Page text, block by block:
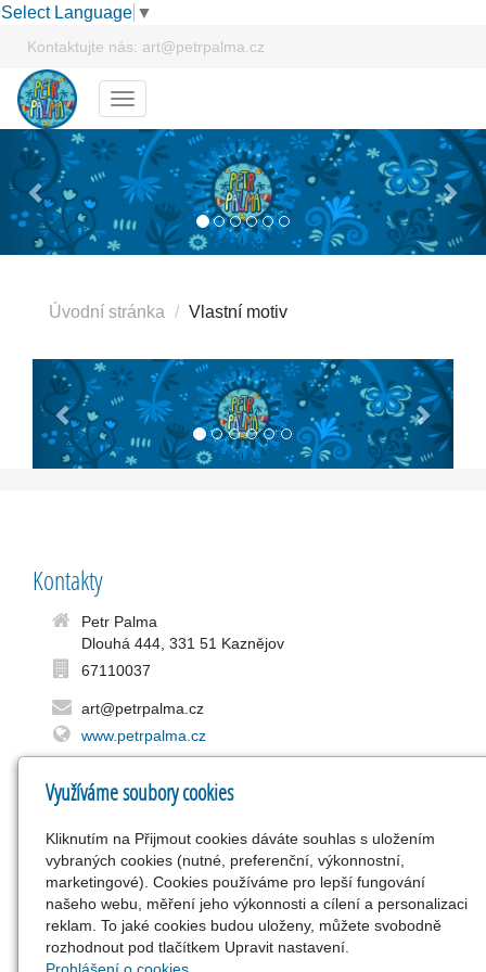
Select Language ▼
Kontaktujte nás: art@petrpalma.cz
Menu
Previous Next
Úvodní stránka Vlastní motiv
Previous Next
Kontakty
Petr Palma
Dlouhá 444, 331 51 Kaznějov
67110037
art@petrpalma.cz
www.petrpalma.cz
Využíváme soubory cookies
Kliknutím na Přijmout cookies dáváte souhlas s uložením
vybraných cookies (nutné, preferenční, výkonnostní,
marketingové). Cookies používáme pro lepší fungování
našeho webu, měření jeho výkonnosti a cílení a personalizaci
reklam. To jaké cookies budou uloženy, můžete svobodně
rozhodnout pod tlačítkem Upravit nastavení.